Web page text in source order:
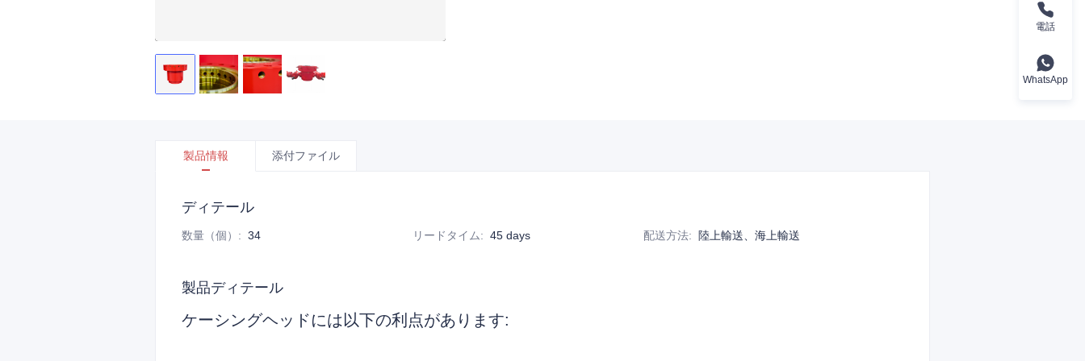
製品情報 添付ファイル
ディテール
数量（個） : 34 リードタイム: 45 days 配送方法: 陸上輸送、海上輸送
製品ディテール
ケーシングヘッドには以下の利点があります:
電話
WhatsApp